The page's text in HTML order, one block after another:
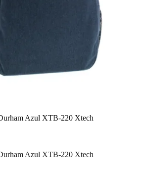
Azul XTB-220 Xtech
Azul XTB-220 Xtech